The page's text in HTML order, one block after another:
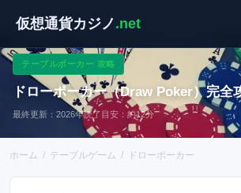
仮想通貨カジノ .net
テーブルポーカー 攻略
ドローポーカー（Draw Poker）完全
最終更新：2026年読了目安：約12分
ホーム / テーブルゲーム / ドローポーカー